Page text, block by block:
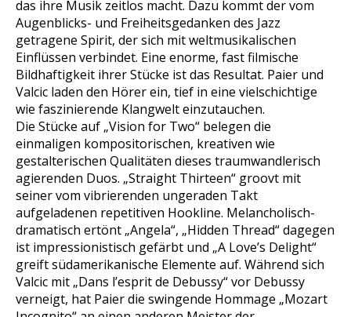
das ihre Musik zeitlos macht. Dazu kommt der vom
Augenblicks- und Freiheitsgedanken des Jazz
getragene Spirit, der sich mit weltmusikalischen
Einflüssen verbindet. Eine enorme, fast filmische
Bildhaftigkeit ihrer Stücke ist das Resultat. Paier und
Valcic laden den Hörer ein, tief in eine vielschichtige
wie faszinierende Klangwelt einzutauchen.
Die Stücke auf „Vision for Two“ belegen die
einmaligen kompositorischen, kreativen wie
gestalterischen Qualitäten dieses traumwandlerisch
agierenden Duos. „Straight Thirteen“ groovt mit
seiner vom vibrierenden ungeraden Takt
aufgeladenen repetitiven Hookline. Melancholisch-
dramatisch ertönt „Angela“, „Hidden Thread“ dagegen
ist impressionistisch gefärbt und „A Love’s Delight“
greift südamerikanische Elemente auf. Während sich
Valcic mit „Dans l’esprit de Debussy“ vor Debussy
verneigt, hat Paier die swingende Hommage „Mozart